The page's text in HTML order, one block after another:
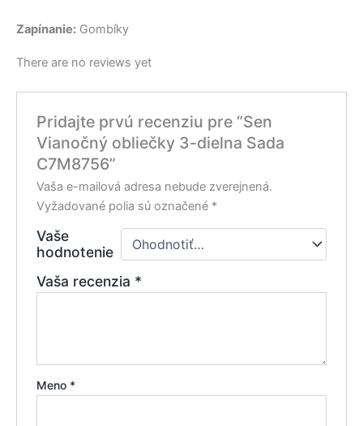
Zapínanie: Gombíky
There are no reviews yet
Pridajte prvú recenziu pre “Sen
Vianočný obliečky 3-dielna Sada
C7M8756”
Vaša e-mailová adresa nebude zverejnená.
Vyžadované polia sú označené *
Vaše
hodnotenie
Vaša recenzia *
Meno *